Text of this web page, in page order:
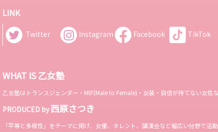
LINK
Twitter Instagram Facebook TikTok
WHAT IS 乙女塾
乙女塾はトランスジェンダー・MtF(Male to Female)・女装・自信が持てない女
PRODUCED by西原さつき
「平等と多様性」をテーマに掲げ、女優、タレント、講演会など幅広い分野で